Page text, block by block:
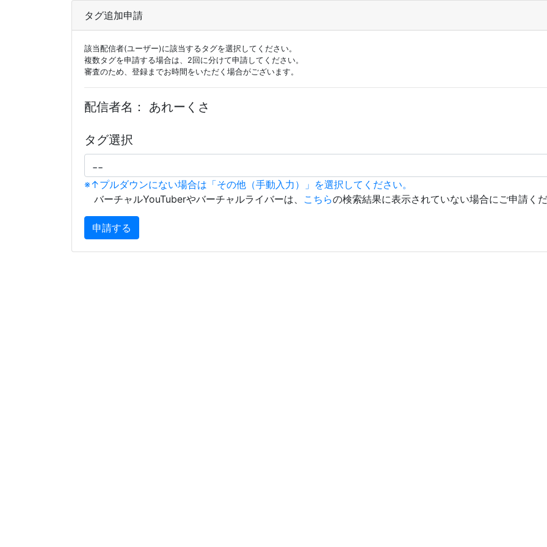
タグ追加申請
該当配信者(ユーザー)に該当するタグを選択してください。
複数タグを申請する場合は、2回に分けて申請してください。
審査のため、登録までお時間をいただく場合がございます。
配信者名： あれーくさ
タグ選択
※↑プルダウンにない場合は「その他（手動入力）」を選択してください。
バーチャルYouTuberやバーチャルライバーは、 こちらの検索結果に表示されていない場合にご申請く
申請する